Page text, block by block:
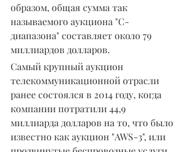
образом, общая сумма так
называемого аукциона "С-
диапазона" составляет около 79
миллиардов долларов.
Самый крупный аукцион
телекоммуникационной отрасли
ранее состоялся в 2014 году, когда
компании потратили 44,9
миллиарда долларов на то, что было
известно как аукцион "AWS-3", или